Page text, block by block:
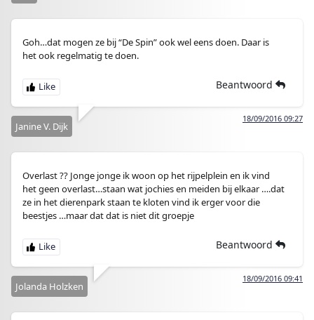
Goh…dat mogen ze bij “De Spin” ook wel eens doen. Daar is
het ook regelmatig te doen.
Beantwoord
18/09/2016 09:27
Janine V. Dijk
Overlast ?? Jonge jonge ik woon op het rijpelplein en ik vind
het geen overlast…staan wat jochies en meiden bij elkaar ….dat
ze in het dierenpark staan te kloten vind ik erger voor die
beestjes …maar dat dat is niet dit groepje
Beantwoord
18/09/2016 09:41
Jolanda Holzken